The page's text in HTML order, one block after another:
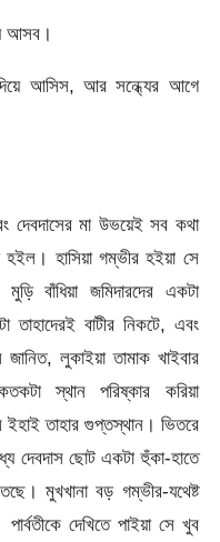
আসব।
আসিস, আর সন্ধ্যের আগে
দেবদাসের মা উভয়েই সব কথা
হইল। হাসিয়া গম্ভীর হইয়া সে
বাঁধিয়া জমিদারদের একটা
তাহাদেরই বাটীর নিকটে, এবং
লুকাইয়া তামাক খাইবার
স্থান পরিষ্কার করিয়া
ইহাই তাহার গুপ্তস্থান। ভিতরে
দেবদাস ছোট একটা হুঁকা-হাতে
মুখখানা বড় গম্ভীর-যথেষ্ট
দেখিতে পাইয়া সে খুব